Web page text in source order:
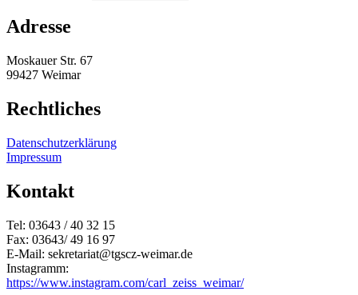
Adresse
Moskauer Str. 67
99427 Weimar
Rechtliches
Datenschutzerklärung
Impressum
Kontakt
Tel: 03643 / 40 32 15
Fax: 03643/ 49 16 97
E-Mail: sekretariat@tgscz-weimar.de
Instagramm:
https://www.instagram.com/carl_zeiss_weimar/